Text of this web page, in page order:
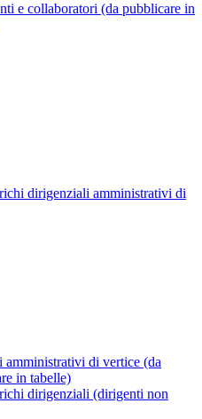
e collaboratori (da pubblicare in
dirigenziali amministrativi di
amministrativi di vertice (da
in tabelle)
dirigenziali (dirigenti non